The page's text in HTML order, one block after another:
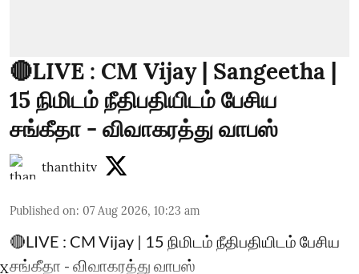
🔴LIVE : CM Vijay | Sangeetha |
15 நிமிடம் நீதிபதியிடம் பேசிய
சங்கீதா - விவாகரத்து வாபஸ்
thanthitv
Published on: 07 Aug 2026, 10:23 am
🔴LIVE : CM Vijay | 15 நிமிடம் நீதிபதியிடம் பேசிய
சங்கீதா - விவாகரத்து வாபஸ்
X